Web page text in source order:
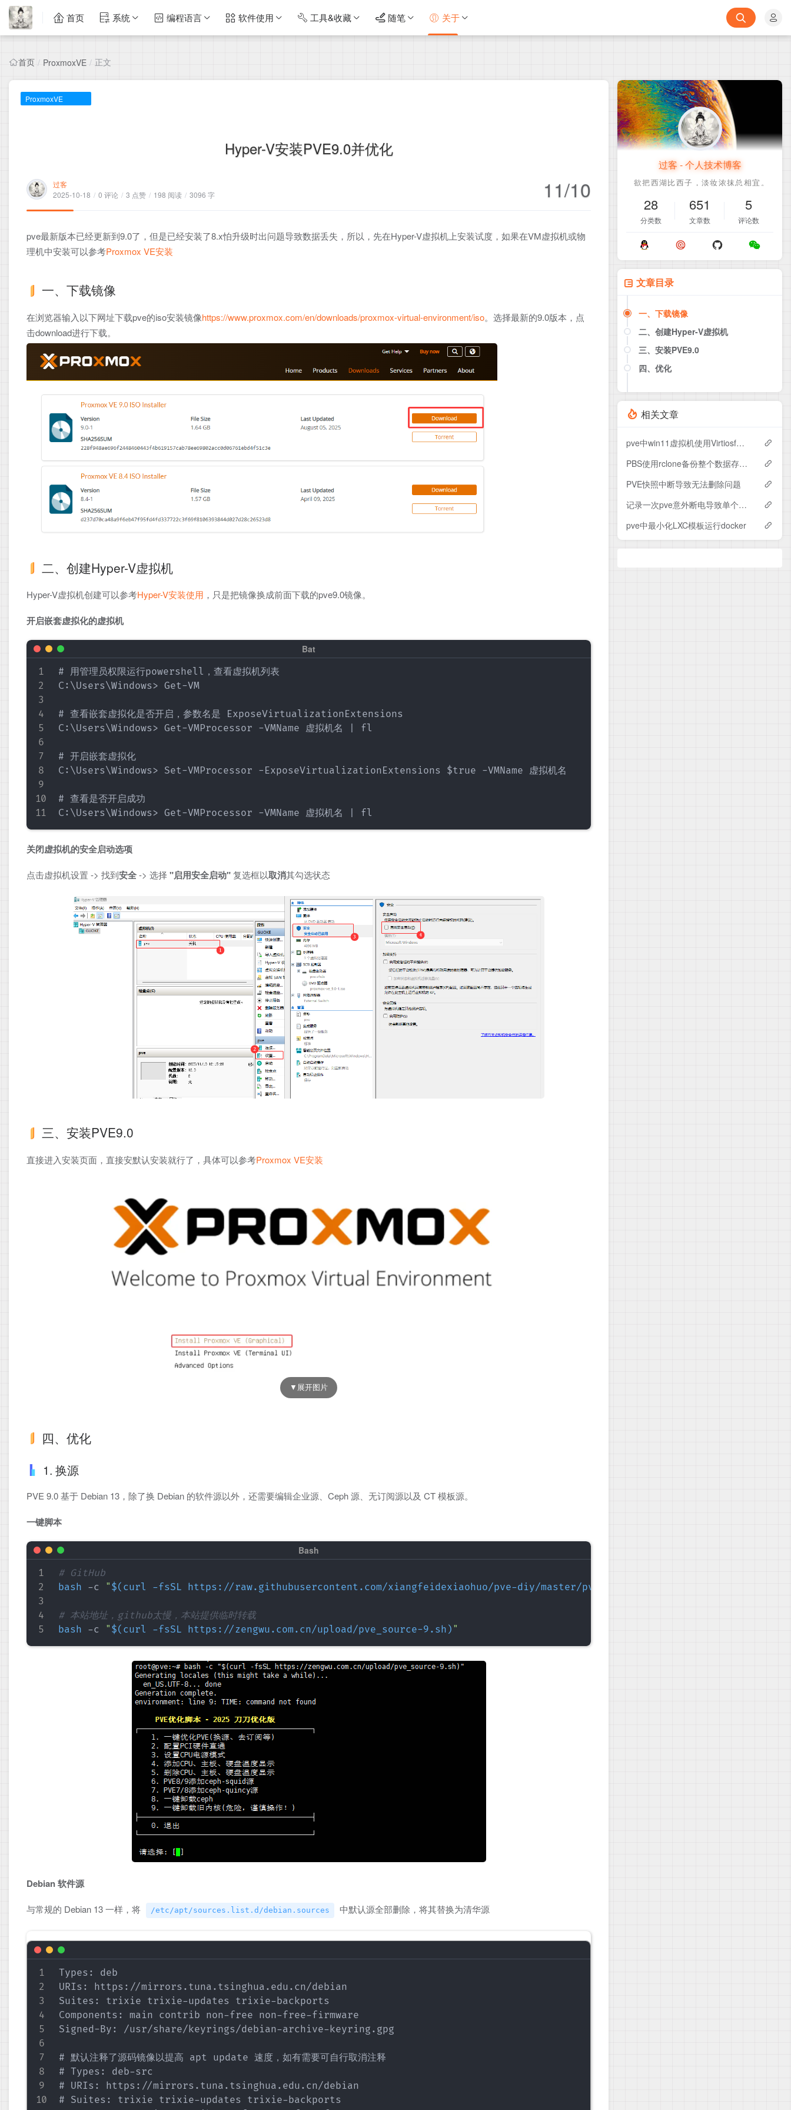
首页 系统 编程语言 软件使用 工具&收藏 随笔 关于
首页 / ProxmoxVE / 正文
ProxmoxVE
Hyper-V安装PVE9.0并优化
过客
2025-10-18 / 0 评论 / 3 点赞 / 198 阅读 / 3096 字 11/10
pve最新版本已经更新到9.0了，但是已经安装了8.x怕升级时出问题导致数据丢失，所以，先在Hyper-V虚拟机上安装试度，如果在VM虚拟机或物
理机中安装可以参考Proxmox VE安装
一、下载镜像
在浏览器输入以下网址下载pve的iso安装镜像https://www.proxmox.com/en/downloads/proxmox-virtual-environment/iso。选择最新的9.0版本，点
击download进行下载。
二、创建Hyper-V虚拟机
Hyper-V虚拟机创建可以参考Hyper-V安装使用 ，只是把镜像换成前面下载的pve9.0镜像。
开启嵌套虚拟化的虚拟机
# 用管理员权限运行powershell，查看虚拟机列表
C:\Users\Windows> Get-VM
# 查看嵌套虚拟化是否开启，参数名是 ExposeVirtualizationExtensions
C:\Users\Windows> Get-VMProcessor -VMName 虚拟机名 | fl
# 开启嵌套虚拟化
C:\Users\Windows> Set-VMProcessor -ExposeVirtualizationExtensions $true -VMName 虚拟机名
# 查看是否开启成功
关闭虚拟机的安全启动选项​
点击虚拟机设置 -> 找到安全-> 选择 ​ ​"启用安全启动"​​ 复选框以​​取消​​其勾选状态
三、安装PVE9.0
直接进入安装页面，直接安默认安装就行了，具体可以参考Proxmox VE安装
四、优化
1. 换源
PVE 9.0 基于 Debian 13，除了换 Debian 的软件源以外，还需要编辑企业源、Ceph 源、无订阅源以及 CT 模板源。
一键脚本
# GitHub
bash -c " $( curl -fsSL https://raw.githubusercontent.com/xiangfeidexiaohuo/pve-diy/master/pve.sh
# 本站地址，github太慢，本站提供临时转载
bash -c " $( curl -fsSL https://zengwu.com.cn/upload/pve_source-9.sh ) "
Debian 软件源
与常规的 Debian 13 一样，将 /etc/apt/sources.list.d/debian.sources 中默认源全部删除，将其替换为清华源
Types: deb
URIs: https://mirrors.tuna.tsinghua.edu.cn/debian
Suites: trixie trixie-updates trixie-backports
Components: main contrib non-free non-free-firmware
Signed-By: /usr/share/keyrings/debian-archive-keyring.gpg
# 默认注释了源码镜像以提高 apt update 速度，如有需要可自行取消注释
# Types: deb-src
# URIs: https://mirrors.tuna.tsinghua.edu.cn/debian
# Suites: trixie trixie-updates trixie-backports
过客 - 个人技术博客
28
分类数
651
文章数
5
评论数
文章目录
一、下载镜像
二、创建Hyper-V虚拟机
三、安装PVE9.0
四、优化
2. 合并 local 与 local-lvm
相关文章
pve中win11虚拟机使用Virtiosf与主机共享存储
PBS使用rclone备份整个数据存储再还原后导致权限问题
PVE快照中断导致无法删除问题
记录一次pve意外断电导致单个容器启动失败
pve中最小化LXC模板运行docker